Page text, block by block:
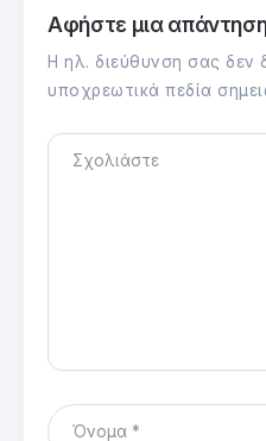
Αφήστε μια
Η ηλ. διεύθυνση σας δεν
υποχρεωτικά πεδία